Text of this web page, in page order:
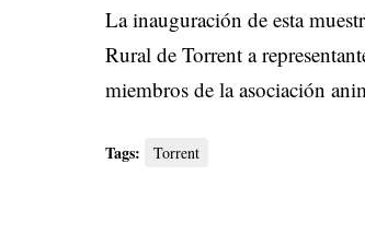
La inauguración de esta
Rural de Torrent a
miembros de la asociación
Tags: Torrent